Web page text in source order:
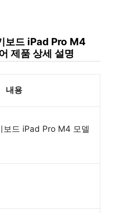
보드 iPad Pro M4
제품 상세 설명
내용
보드 iPad Pro M4 모델